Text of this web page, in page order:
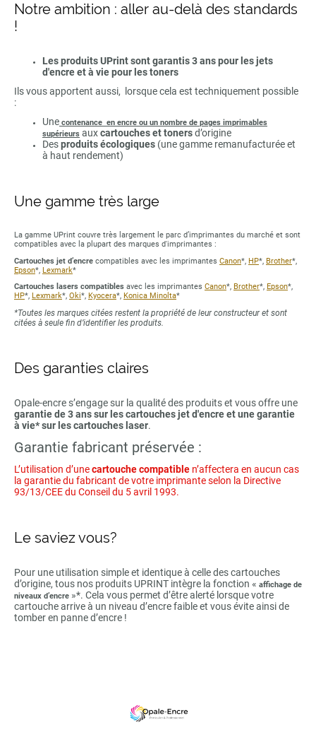
Notre ambition : aller au-delà des standards
!
Les produits UPrint sont garantis 3 ans pour les jets
d'encre et à vie pour les toners
Ils vous apportent aussi, lorsque cela est techniquement possible
:
Une contenance en encre ou un nombre de pages imprimables
supérieurs auxcartouches et tonersd’origine
Desproduits écologiques (une gamme remanufacturée et
à haut rendement)
Une gamme très large
La gamme UPrint couvre très largement le parc d’imprimantes du marché et sont
compatibles avec la plupart des marques d'imprimantes :
Cartouches jet d’encre compatibles avec les imprimantes Canon*, HP*, Brother*,
Epson*, Lexmark*
Cartouches lasers compatibles avec les imprimantes Canon*, Brother*, Epson*,
HP*, Lexmark*, Oki*, Kyocera*, Konica Minolta*
*Toutes les marques citées restent la propriété de leur constructeur et sont
citées à seule fin d’identifier les produits.
Des garanties claires
Opale-encre s’engage sur la qualité des produits et vous offre une
garantie de 3 ans sur les cartouches jet d'encre et une garantie
à vie* sur les cartouches laser.
Garantie fabricant préservée :
L’utilisation d’unecartouche compatible n’affectera en aucun cas
la garantie du fabricant de votre imprimante selon la Directive
93/13/CEE du Conseil du 5 avril 1993.
Le saviez vous?
Pour une utilisation simple et identique à celle des cartouches
d’origine, tous nos produits UPRINT intègre la fonction « affichage de
niveaux d’encre »*. Cela vous permet d’être alerté lorsque votre
cartouche arrive à un niveau d’encre faible et vous évite ainsi de
tomber en panne d’encre !